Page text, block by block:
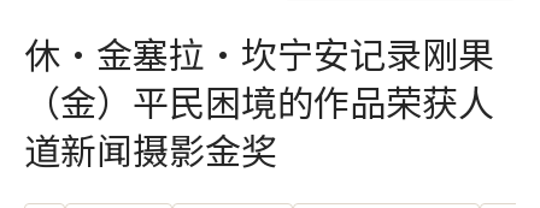
休·金塞拉·坎宁安记录刚果
（金）平民困境的作品荣获人
道新闻摄影金奖